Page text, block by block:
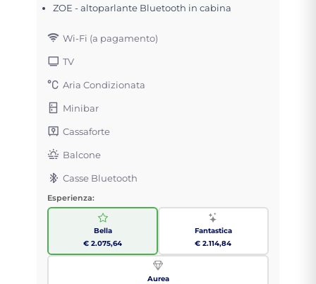
ZOE - altoparlante Bluetooth in cabina
Wi-Fi (a pagamento)
TV
Aria Condizionata
Minibar
Cassaforte
Balcone
Casse Bluetooth
Esperienza:
Bella
€ 2.075,64
Fantastica
€ 2.114,84
Aurea